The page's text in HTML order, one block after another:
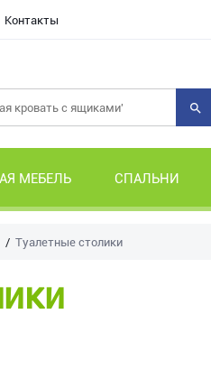
Контакты
МЕБЕЛЬ СПАЛЬНИ
Туалетные столики